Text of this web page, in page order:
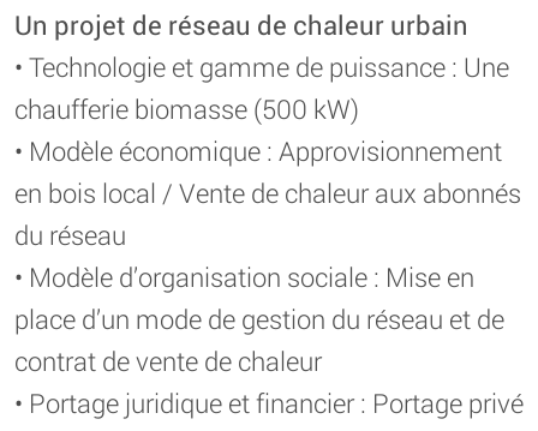
Un projet de réseau de chaleur urbain
• Technologie et gamme de puissance : Une
chaufferie biomasse (500 kW)
• Modèle économique : Approvisionnement
en bois local / Vente de chaleur aux abonnés
du réseau
• Modèle d’organisation sociale : Mise en
place d’un mode de gestion du réseau et de
contrat de vente de chaleur
• Portage juridique et financier : Portage privé